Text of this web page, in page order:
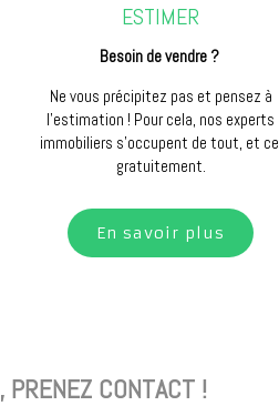
ESTIMER
Besoin de vendre ?
Ne vous précipitez pas et pensez à
l'estimation ! Pour cela, nos experts
immobiliers s'occupent de tout, et ce,
gratuitement.
En savoir plus
CONTACT !